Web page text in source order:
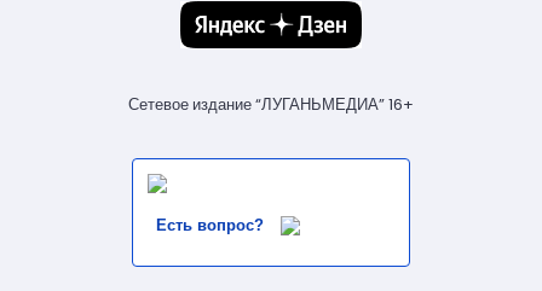
Сетевое издание “ЛУГАНЬМЕДИА” 16+
Есть вопрос?